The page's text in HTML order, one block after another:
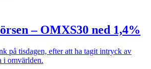
– OMXS30 ned 1,4%
på tisdagen, efter att ha tagit intryck av
i omvärlden.